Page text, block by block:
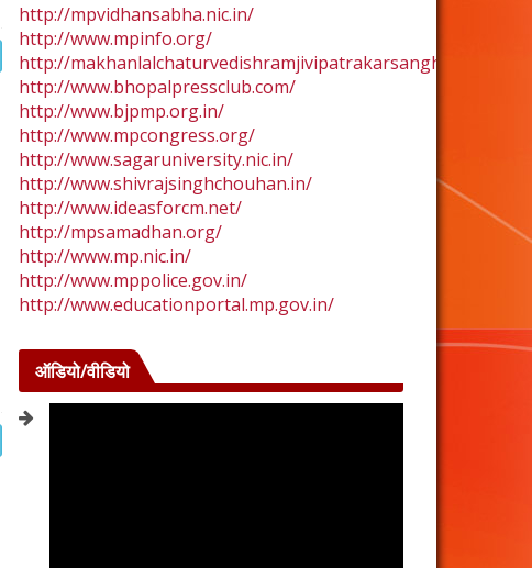
http://mpvidhansabha.nic.in/
http://www.mpinfo.org/
http://makhanlalchaturvedishramjivipatrakarsangh.com/
http://www.bhopalpressclub.com/
http://www.bjpmp.org.in/
http://www.mpcongress.org/
http://www.sagaruniversity.nic.in/
http://www.shivrajsinghchouhan.in/
http://www.ideasforcm.net/
http://mpsamadhan.org/
http://www.mp.nic.in/
http://www.mppolice.gov.in/
http://www.educationportal.mp.gov.in/
ऑडियो/वीडियो